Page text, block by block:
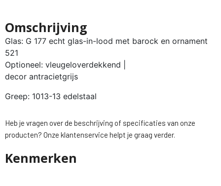
Omschrijving
Glas: G 177 echt glas-in-lood met barock en ornament
521
Optioneel: vleugeloverdekkend |
decor antracietgrijs
Greep: 1013-13 edelstaal
Heb je vragen over de beschrijving of specificaties van onze
producten? Onze klantenservice helpt je graag verder.
Kenmerken